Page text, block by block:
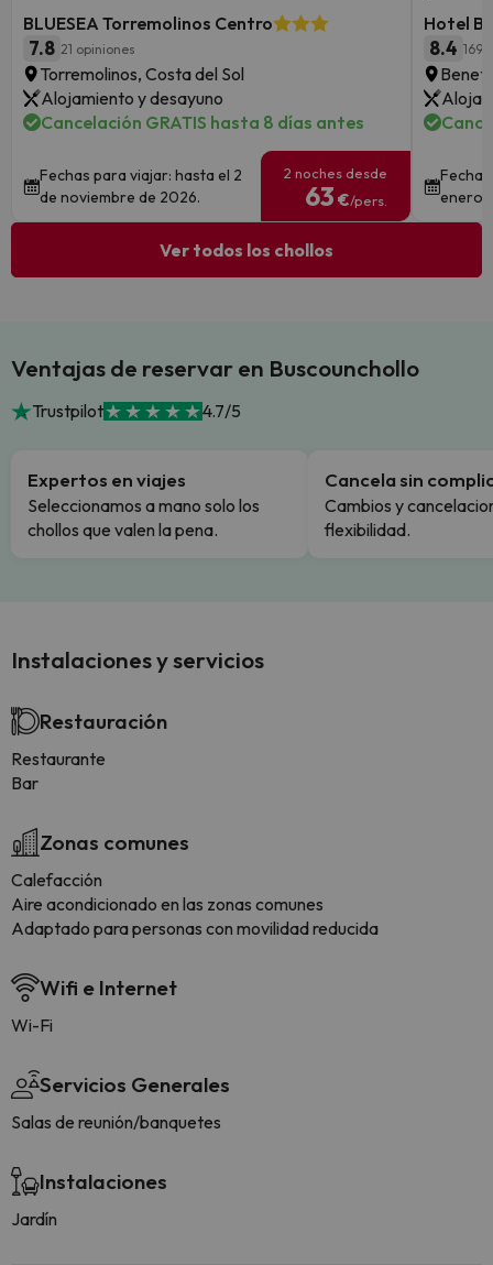
BLUESEA Torremolinos Centro
7.8 21 opiniones
Torremolinos, Costa del Sol
Alojamiento y desayuno
Cancelación GRATIS hasta 8 días antes
Fechas para viajar: hasta el 2
de noviembre de 2026.
2 noches desde
63 €/pers.
Hotel
8.4
enero
Ver todos los chollos
Ventajas de reservar en Buscounchollo
Trustpilot 4.7/5
Expertos en viajes
Seleccionamos a mano solo los
chollos que valen la pena.
Cancela sin
Cambios y
flexibilidad.
Instalaciones y servicios
Restauración
Restaurante
Bar
Zonas comunes
Calefacción
Aire acondicionado en las zonas comunes
Adaptado para personas con movilidad reducida
Wifi e Internet
Wi-Fi
Servicios Generales
Salas de reunión/banquetes
Instalaciones
Jardín